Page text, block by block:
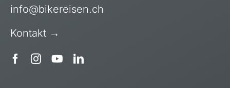
info@bikereisen.ch
Kontakt →